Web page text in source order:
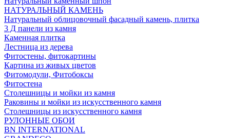
НАТУРАЛЬНЫЙ КАМЕНЬ
Натуральный облицовочный фасадный камень, плитка
3 Д панели из камня
Каменная плитка
Лестница из дерева
Фитостены, фитокартины
Картина из живых цветов
Фитомодули, Фитобоксы
Фитостена
Столешницы и мойки из камня
Раковины и мойки из искусственного камня
Столешницы из искусственного камня
РУЛОННЫЕ ОБОИ
BN INTERNATIONAL